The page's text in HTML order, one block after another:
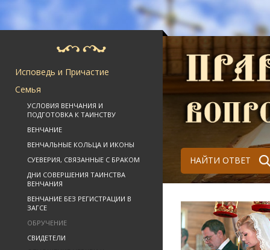
Исповедь и Причастие
Семья
УСЛОВИЯ ВЕНЧАНИЯ И
ПОДГОТОВКА К ТАИНСТВУ
ВЕНЧАНИЕ
ВЕНЧАЛЬНЫЕ КОЛЬЦА И ИКОНЫ
СУЕВЕРИЯ, СВЯЗАННЫЕ С БРАКОМ
ДНИ СОВЕРШЕНИЯ ТАИНСТВА
ВЕНЧАНИЯ
ВЕНЧАНИЕ БЕЗ РЕГИСТРАЦИИ В
ЗАГСЕ
ОБРУЧЕНИЕ
СВИДЕТЕЛИ
НАЙТИ ОТВЕТ